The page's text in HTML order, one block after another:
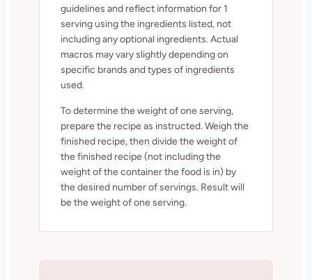
guidelines and reflect information for 1
serving using the ingredients listed, not
including any optional ingredients. Actual
macros may vary slightly depending on
specific brands and types of ingredients
used.
To determine the weight of one serving,
prepare the recipe as instructed. Weigh the
finished recipe, then divide the weight of
the finished recipe (not including the
weight of the container the food is in) by
the desired number of servings. Result will
be the weight of one serving.